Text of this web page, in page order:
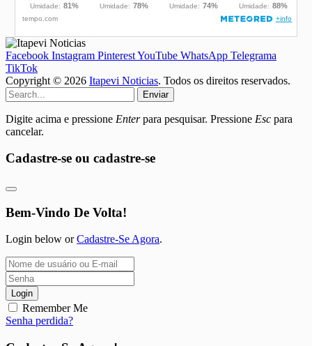
Facebook Instagram PinterestYouTube WhatsApp Telegrama
TikTok
Copyright © 2026 Itapevi Noticias. Todos os direitos reservados.
Enviar
Digite acima e pressione Enterpara pesquisar. Pressione Esc para
cancelar.
Cadastre-se ou cadastre-se
Bem-Vindo De Volta!
Login below orCadastre-Se Agora.
Login
Remember Me
Senha perdida?